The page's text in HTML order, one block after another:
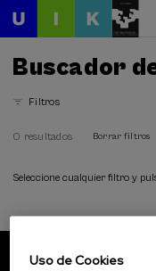
Buscador
Filtros
0 resultados Borrar filtros
Seleccione cualquier filtro y
Uso de Cookies